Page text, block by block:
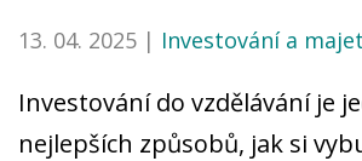
13. 04. 2025 | Investování a
Investování do vzdělávání je
nejlepších způsobů, jak si